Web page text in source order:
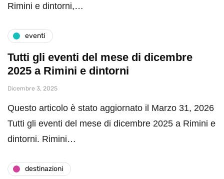
Rimini e dintorni,…
eventi
Tutti gli eventi del mese di dicembre
2025 a Rimini e dintorni
Dicembre 3, 2025
Questo articolo è stato aggiornato il Marzo 31, 2026
Tutti gli eventi del mese di dicembre 2025 a Rimini e
dintorni. Rimini…
destinazioni